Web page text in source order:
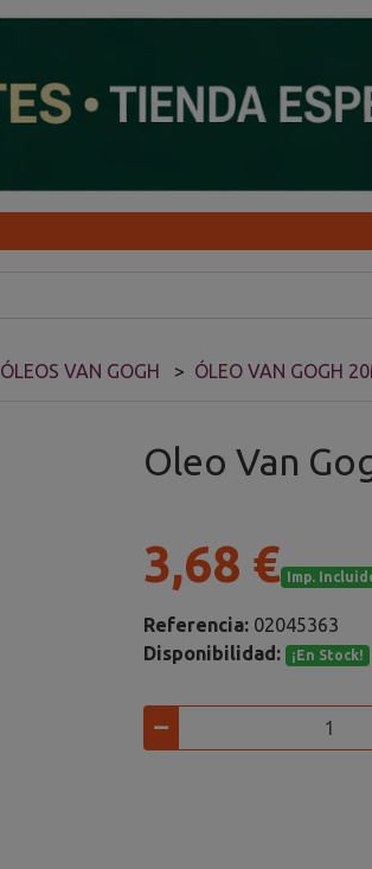
ÓLEOS VAN GOGH ÓLEO VAN GOGH
Oleo Van
3,68 € Imp.
Referencia: 02045363
Disponibilidad:
¡En Stock!